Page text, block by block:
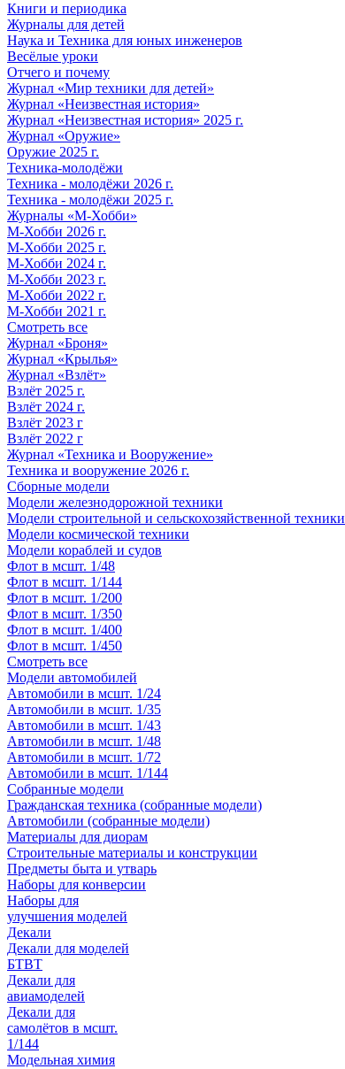
Книги и периодика
Журналы для детей
Наука и Техника для юных инженеров
Весёлые уроки
Отчего и почему
Журнал «Мир техники для детей»
Журнал «Неизвестная история»
Журнал «Неизвестная история» 2025 г.
Журнал «Оружие»
Оружие 2025 г.
Техника-молодёжи
Техника - молодёжи 2026 г.
Техника - молодёжи 2025 г.
Журналы «М-Хобби»
М-Хобби 2026 г.
М-Хобби 2025 г.
М-Хобби 2024 г.
М-Хобби 2023 г.
М-Хобби 2022 г.
М-Хобби 2021 г.
Смотреть все
Журнал «Броня»
Журнал «Крылья»
Журнал «Взлёт»
Взлёт 2025 г.
Взлёт 2024 г.
Взлёт 2023 г
Взлёт 2022 г
Журнал «Техника и Вооружение»
Техника и вооружение 2026 г.
Сборные модели
Модели железнодорожной техники
Модели строительной и сельскохозяйственной техники
Модели космической техники
Модели кораблей и судов
Флот в мсшт. 1/48
Флот в мсшт. 1/144
Флот в мсшт. 1/200
Флот в мсшт. 1/350
Флот в мсшт. 1/400
Флот в мсшт. 1/450
Смотреть все
Модели автомобилей
Автомобили в мсшт. 1/24
Автомобили в мсшт. 1/35
Автомобили в мсшт. 1/43
Автомобили в мсшт. 1/48
Автомобили в мсшт. 1/72
Автомобили в мсшт. 1/144
Собранные модели
Гражданская техника (собранные модели)
Автомобили (собранные модели)
Материалы для диорам
Строительные материалы и конструкции
Предметы быта и утварь
Наборы для конверсии
Наборы для
улучшения моделей
Декали
Декали для моделей
БТВТ
Декали для
авиамоделей
Декали для
самолётов в мсшт.
1/144
Модельная химия